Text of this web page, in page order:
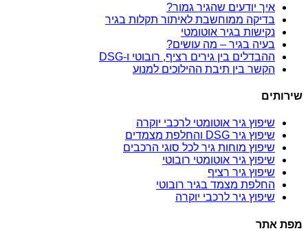
איך יודעים שהגיר גמור?
בדיקה ממוחשבת לאיתור תקלות בגיר
נקישות בגיר אוטומטי
בעיה בגיר – מה עושים?
ההבדלים בין גירים רציף, רובוטי ו-DSG
הקשר בין תיבת ההילוכים למנוע
שירותים
שיפוץ גיר אוטומטי לרכבי יוקרה
שיפוץ גיר DSG והחלפת מצמדים
שיפוץ מוחות גיר לכל סוגי הרכבים
שיפוץ גיר אוטומטי רובוטי
שיפוץ גיר רציף
החלפת מצמד בגיר רובוטי
שיפוץ גיר לרכבי יוקרה
מפת אתר